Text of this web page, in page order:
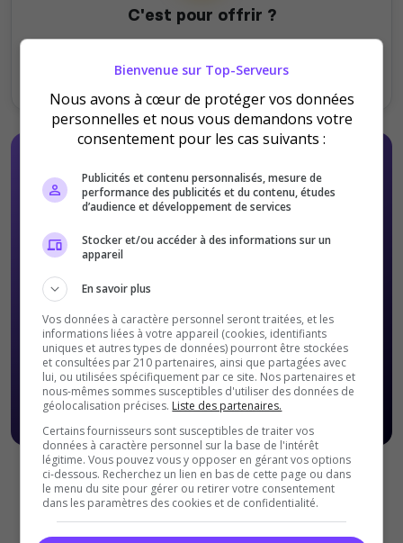
C'est pour offrir ?
Offres Premiums soumises à nosConditions Générales de
ventes.
Bienvenue sur Top-Serveurs
Nous avons à cœur de protéger vos données
personnelles et nous vous demandons votre
consentement pour les cas suivants :
Publicités et contenu personnalisés, mesure de
performance des publicités et du contenu, études
d’audience et développement de services
Stocker et/ou accéder à des informations sur un
appareil
En savoir plus
Vos données à caractère personnel seront traitées, et les
informations liées à votre appareil (cookies, identifiants
uniques et autres types de données) pourront être stockées
et consultées par 210 partenaires, ainsi que partagées avec
lui, ou utilisées spécifiquement par ce site. Nos partenaires et
nous-mêmes sommes susceptibles d'utiliser des données de
géolocalisation précises. Liste des partenaires.
Certains fournisseurs sont susceptibles de traiter vos
données à caractère personnel sur la base de l'intérêt
légitime. Vous pouvez vous y opposer en gérant vos options
ci-dessous. Recherchez un lien en bas de cette page ou dans
le menu du site pour gérer ou retirer votre consentement
dans les paramètres des cookies et de confidentialité.